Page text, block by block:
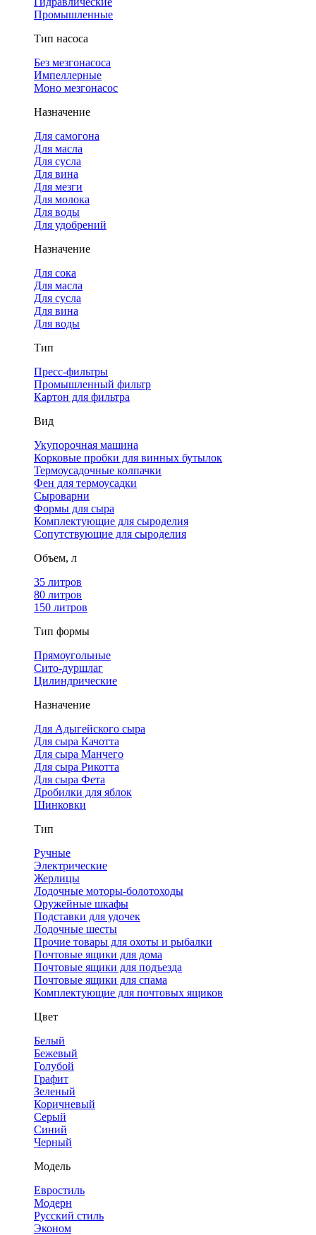
Промышленные
Тип насоса
Без мезгонасоса
Импеллерные
Моно мезгонасос
Назначение
Для самогона
Для масла
Для сусла
Для вина
Для мезги
Для молока
Для воды
Для удобрений
Назначение
Для сока
Для масла
Для сусла
Для вина
Для воды
Тип
Пресс-фильтры
Промышленный фильтр
Картон для фильтра
Вид
Укупорочная машина
Корковые пробки для винных бутылок
Термоусадочные колпачки
Фен для термоусадки
Сыроварни
Формы для сыра
Комплектующие для сыроделия
Сопутствующие для сыроделия
Объем, л
35 литров
80 литров
150 литров
Тип формы
Прямоугольные
Сито-дуршлаг
Цилиндрические
Назначение
Для Адыгейского сыра
Для сыра Качотта
Для сыра Манчего
Для сыра Рикотта
Для сыра Фета
Дробилки для яблок
Шинковки
Тип
Ручные
Электрические
Жерлицы
Лодочные моторы-болотоходы
Оружейные шкафы
Подставки для удочек
Лодочные шесты
Прочие товары для охоты и рыбалки
Почтовые ящики для дома
Почтовые ящики для подъезда
Почтовые ящики для спама
Комплектующие для почтовых ящиков
Цвет
Белый
Бежевый
Голубой
Графит
Зеленый
Коричневый
Серый
Синий
Черный
Модель
Евростиль
Модерн
Русский стиль
Эконом